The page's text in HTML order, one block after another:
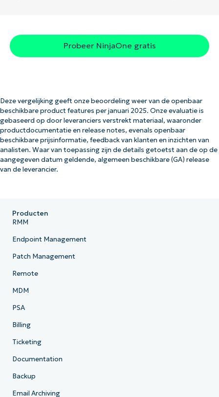
Probeer NinjaOne gratis
Deze vergelijking geeft onze beoordeling weer van de openbaar
beschikbare product features per januari 2025. Onze evaluatie is
gebaseerd op door leveranciers verstrekt materiaal, waaronder
productdocumentatie en release notes, evenals openbaar
beschikbare prijsinformatie, feedback van klanten en inzichten van
analisten. Waar van toepassing zijn de details getoetst aan de op de
aangegeven datum geldende, algemeen beschikbare (GA) release
van de leverancier.
Producten
RMM
Endpoint Management
Patch Management
Remote
MDM
PSA
Billing
Ticketing
Documentation
Backup
Email Archiving